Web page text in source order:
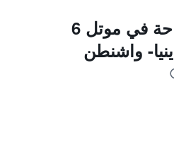
المزايا ووسائل الراحة في موتل 6
واشنطن